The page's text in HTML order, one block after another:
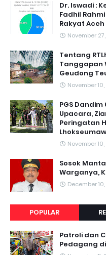
Dr. Iswadi :
Fadhil
Rakyat Aceh
November
Tentang
Tanggapan
Geudong
November
PGS
Upacara,
Peringatan
November
Sosok
Warganya,
December
POPULAR
Patroli dan
Pedagang